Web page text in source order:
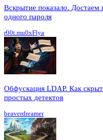
Вскрытие показало. Достаем
одного пароля
r00t.mu0xFlya
Обфускация LDAP. Как
простых детектов
beaverdreamer